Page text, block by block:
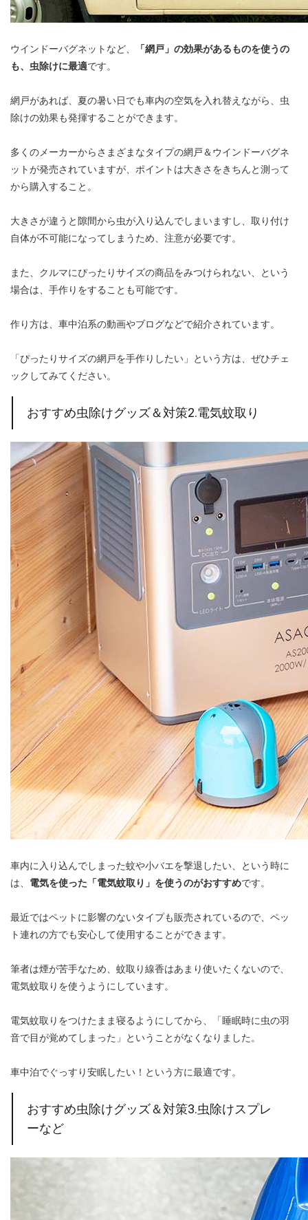
ウインドーバグネットなど、
「網戸」の効果があるものを使うの
も、虫除けに最適です。
網戸があれば、夏の暑い日でも車内の空気を入れ替えながら、虫
除けの効果も発揮することができます。
多くのメーカーからさまざまなタイプの網戸＆ウインドーバグネ
ットが発売されていますが、ポイントは大きさをきちんと測って
から購入すること。
大きさが違うと隙間から虫が入り込んでしまいますし、取り付け
自体が不可能になってしまうため、注意が必要です。
また、クルマにぴったりサイズの商品をみつけられない、という
場合は、手作りをすることも可能です。
作り方は、車中泊系の動画やブログなどで紹介されています。
「ぴったりサイズの網戸を手作りしたい」という方は、ぜひチェ
ックしてみてください。
おすすめ虫除けグッズ＆対策2.電気蚊取り
車内に入り込んでしまった蚊や小バエを撃退したい、という時に
は、 電気を使った「電気蚊取り」を使うのがおすすめです。
最近ではペットに影響のないタイプも販売されているので、ペッ
ト連れの方でも安心して使用することができます。
筆者は煙が苦手なため、蚊取り線香はあまり使いたくないので、
電気蚊取りを使うようにしています。
電気蚊取りをつけたまま寝るようにしてから、「睡眠時に虫の羽
音で目が覚めてしまった」ということがなくなりました。
車中泊でぐっすり安眠したい！という方に最適です。
おすすめ虫除けグッズ＆対策3.虫除けスプレ
ーなど